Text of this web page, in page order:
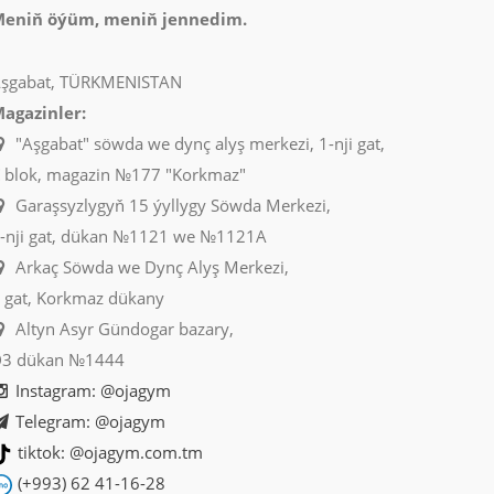
öýüm, meniň jennedim.
TÜRKMENISTAN
"Aşgabat" söwda we dynç alyş merkezi, 1-nji gat,
blok, magazin №177 "Korkmaz"
Garaşsyzlygyň 15 ýyllygy Söwda Merkezi,
nji gat, dükan №1121 we №1121A
Arkaç Söwda we Dynç Alyş Merkezi,
gat, Korkmaz dükany
Altyn Asyr Gündogar bazary,
dükan №1444
Instagram: @ojagym
Telegram: @ojagym
tiktok: @ojagym.com.tm
(+993) 62 41-16-28